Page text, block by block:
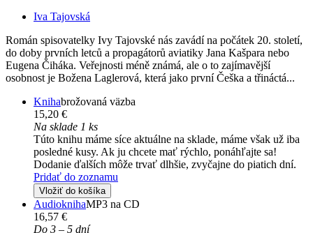
Iva Tajovská
Román spisovatelky Ivy Tajovské nás zavádí na počátek 20. století,
do doby prvních letců a propagátorů aviatiky Jana Kašpara nebo
Eugena Čiháka. Veřejnosti méně známá, ale o to zajímavější
osobnost je Božena Laglerová, která jako první Češka a třináctá...
Knihabrožovaná väzba
15,20 €
Na sklade 1 ks
Túto knihu máme síce aktuálne na sklade, máme však už iba
posledné kusy. Ak ju chcete mať rýchlo, ponáhľajte sa!
Dodanie ďalších môže trvať dlhšie, zvyčajne do piatich dní.
Pridať do zoznamu
Vložiť do košíka
AudioknihaMP3 na CD
16,57 €
Do 3 – 5 dní